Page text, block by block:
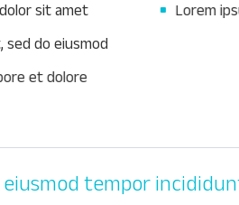
sit amet
sed do eiusmod
et dolore
Lorem
tempor